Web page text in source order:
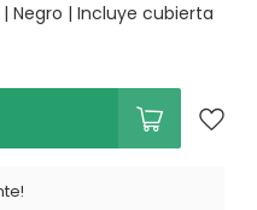
| Negro | Incluye cubierta